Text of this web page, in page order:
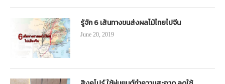
รู้จัก 6 เส้นทางขนส่งผลไม้ไทยไปจีน
June 20, 2019